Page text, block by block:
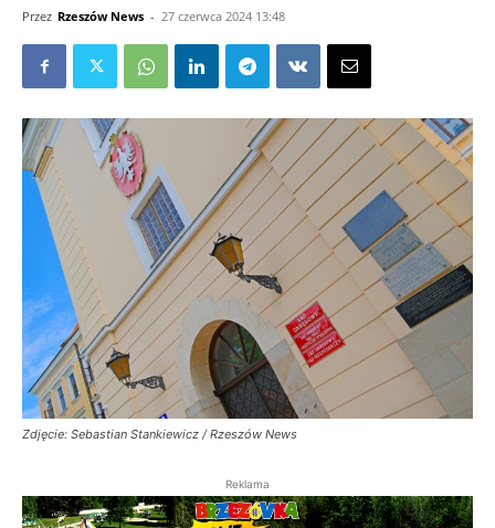
Przez Rzeszów News - 27 czerwca 2024 13:48
Zdjęcie: Sebastian Stankiewicz / Rzeszów News
Reklama